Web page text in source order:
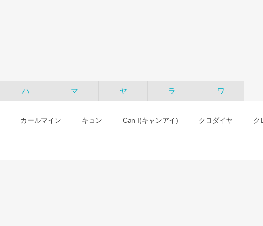
ハ マ ヤ ラ ワ
カールマイン キュン Can I(キャンアイ) クロダイヤ ク